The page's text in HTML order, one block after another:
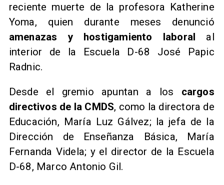
reciente muerte de la profesora Katherine
Yoma, quien durante meses denunció
amenazas y hostigamiento laboral al
interior de la Escuela D-68 José Papic
Radnic.
Desde el gremio apuntan a los cargos
directivos de la CMDS, como la directora de
Educación, María Luz Gálvez; la jefa de la
Dirección de Enseñanza Básica, María
Fernanda Videla; y el director de la Escuela
D-68, Marco Antonio Gil.